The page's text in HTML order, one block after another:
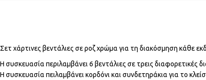
Σετ χάρτινες βεντάλιες σε ροζ χρώμα για τη διακόσμηση κάθε
Η συσκευασία περιλαμβάνει 6 βεντάλιες σε τρεις διαφορετικές
Η συσκευασία πειλαμβάνει κορδόνι και συνδετηράκια για το